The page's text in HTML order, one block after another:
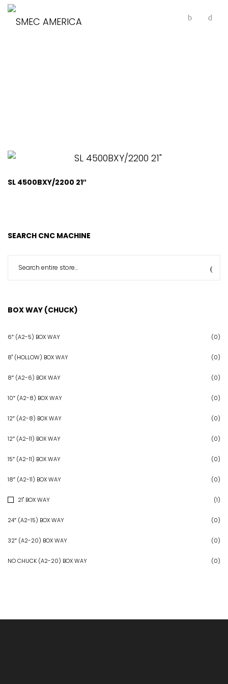
SL 4500BXY/2200 21″
SEARCH CNC MACHINE
BOX WAY (CHUCK)
6″ (A2-5) BOX WAY (0)
8" (HOLLOW) BOX WAY (0)
8″ (A2-6) BOX WAY (0)
10″ (A2-8) BOX WAY (0)
12″ (A2-8) BOX WAY (0)
12″ (A2-11) BOX WAY (0)
15″ (A2-11) BOX WAY (0)
18″ (A2-11) BOX WAY (0)
21" BOX WAY (1)
24″ (A2-15) BOX WAY (0)
32″ (A2-20) BOX WAY (0)
NO CHUCK (A2-20) BOX WAY (0)